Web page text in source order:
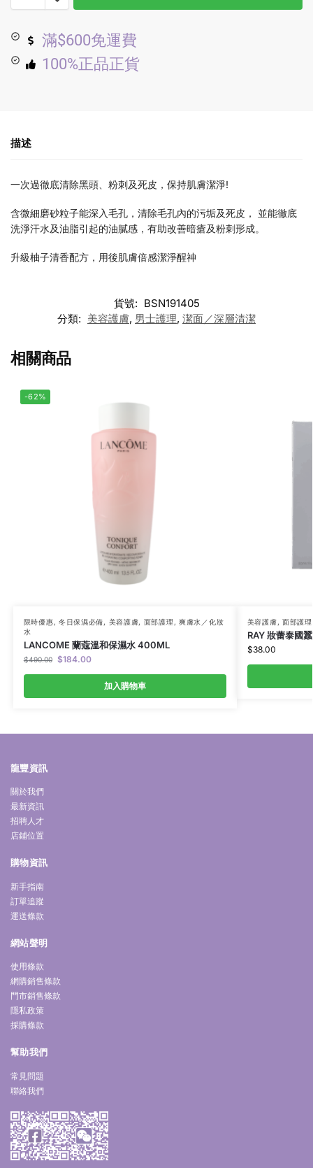
滿$600免運費
100%正品正貨
描述
一次過徹底清除黑頭、粉刺及死皮，保持肌膚潔淨!
含微細磨砂粒子能深入毛孔，清除毛孔內的污垢及死皮， 並能徹底
洗淨汗水及油脂引起的油膩感，有助改善暗瘡及粉刺形成。
升級柚子清香配方，用後肌膚倍感潔淨醒神
貨號: BSN191405
分類: 美容護膚, 男士護理, 潔面／深層清潔
相關商品
-62%
限時優惠, 冬日保濕必備, 美容護膚, 面部護理 ,爽膚水／化妝
水
LANCOME 蘭蔻溫和保濕水 400ML
$490.00 $184.00
加入購物車
美容護膚, 面部護理
RAY 妝蕾泰國
$38.00
龍豐資訊
關於我們
最新資訊
招聘人才
店鋪位置
購物資訊
新手指南
訂單追蹤
運送條款
網站聲明
使用條款
網購銷售條款
門市銷售條款
隱私政策
採購條款
幫助我們
常見問題
聯絡我們